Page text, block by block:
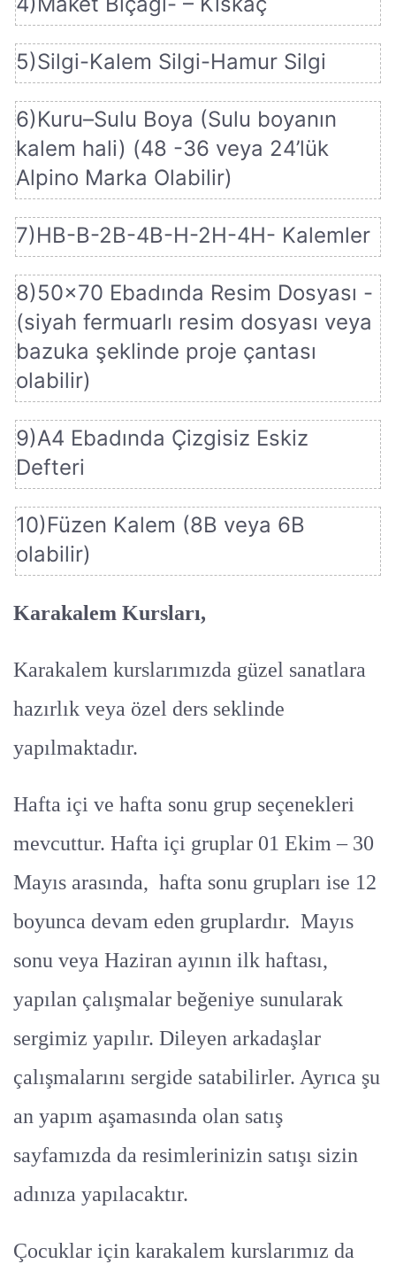
5)Silgi-Kalem Silgi-Hamur Silgi
6)Kuru–Sulu Boya (Sulu boyanın
kalem hali) (48 -36 veya 24’lük
Alpino Marka Olabilir)
7)HB-B-2B-4B-H-2H-4H- Kalemler
8)50×70 Ebadında Resim Dosyası -
(siyah fermuarlı resim dosyası veya
bazuka şeklinde proje çantası
olabilir)
9)A4 Ebadında Çizgisiz Eskiz
Defteri
10)Füzen Kalem (8B veya 6B
olabilir)
Karakalem Kursları,
Karakalem kurslarımızda güzel sanatlara
hazırlık veya özel ders seklinde
yapılmaktadır.
Hafta içi ve hafta sonu grup seçenekleri
mevcuttur. Hafta içi gruplar 01 Ekim – 30
Mayıs arasında, hafta sonu grupları ise 12
boyunca devam eden gruplardır. Mayıs
sonu veya Haziran ayının ilk haftası,
yapılan çalışmalar beğeniye sunularak
sergimiz yapılır. Dileyen arkadaşlar
çalışmalarını sergide satabilirler. Ayrıca şu
an yapım aşamasında olan satış
sayfamızda da resimlerinizin satışı sizin
adınıza yapılacaktır.
Çocuklar için karakalem kurslarımız da